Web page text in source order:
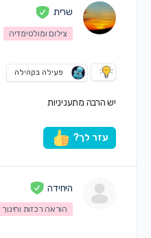
שרית
צילום ומולטימדיה
פעילה בקהילה
יש הרבה מתעניניות
עזר לך?
היחידה
הוראה רכזות וחינוך